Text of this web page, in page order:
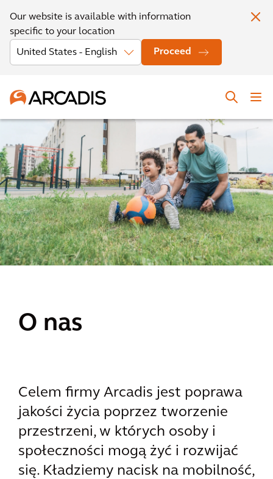
Our website is available with information
specific to your location
Proceed
O nas
Celem firmy Arcadis jest poprawa
jakości życia poprzez tworzenie
przestrzeni, w których osoby i
społeczności mogą żyć i rozwijać
się. Kładziemy nacisk na mobilność,